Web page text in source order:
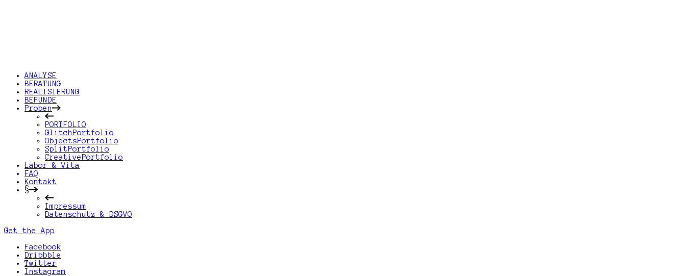
ANALYSE
BERATUNG
REALISIERUNG
BEFUNDE
Proben
PORTFOLIO
GlitchPortfolio
ObjectsPortfolio
SplitPortfolio
CreativePortfolio
Labor & Vita
FAQ
Kontakt
§
Impressum
Datenschutz & DSGVO
Get the App
Facebook
Dribbble
Twitter
Instagram